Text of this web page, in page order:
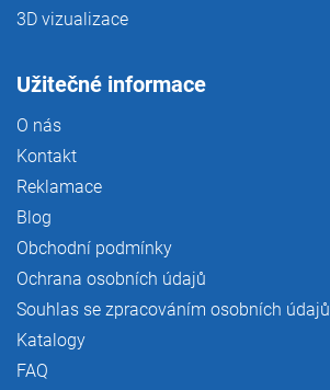
3D vizualizace
Užitečné informace
O nás
Kontakt
Reklamace
Blog
Obchodní podmínky
Ochrana osobních údajů
Souhlas se zpracováním osobních údajů
Katalogy
FAQ